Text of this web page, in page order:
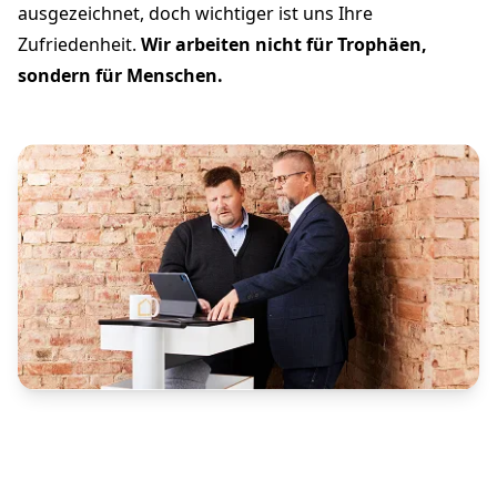
ausgezeichnet, doch wichtiger ist uns Ihre
Zufriedenheit. Wir arbeiten nicht für Trophäen,
sondern für Menschen.